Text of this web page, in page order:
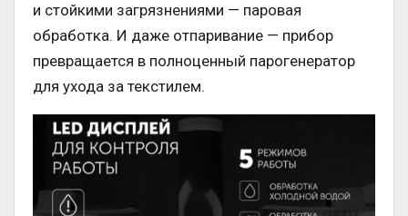
и стойкими загрязнениями — паровая
обработка. И даже отпаривание — прибор
превращается в полноценный парогенератор
для ухода за текстилем.